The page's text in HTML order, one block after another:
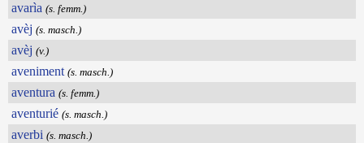
avarìa (s. femm.)
avèj (s. masch.)
avèj (v.)
aveniment (s. masch.)
aventura (s. femm.)
aventurié (s. masch.)
averbi (s. masch.)